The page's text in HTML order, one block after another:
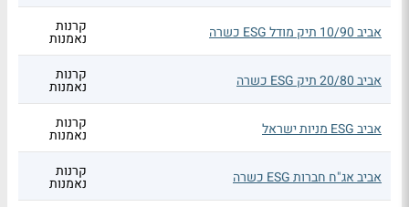
אביב 10/90 תיק מודל ESG כשרה קרנות
נאמנות
אביב 20/80 תיק ESG כשרה קרנות
נאמנות
אביב ESG מניות ישראל קרנות
נאמנות
אביב אג"ח חברות ESG כשרה קרנות
נאמנות